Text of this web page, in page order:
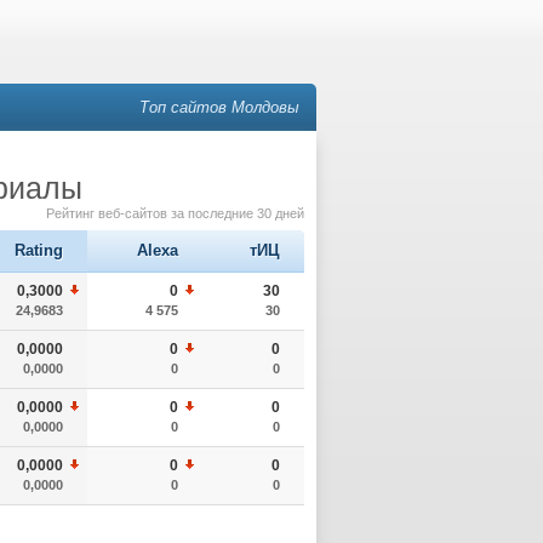
Топ сайтов Молдовы
Рейтинг веб-сайтов за последние 30 дней
Rating Alexa тИЦ
0,3000
24,9683
0
4 575
30
30
0,0000
0,0000
0
0
0
0
0,0000
0,0000
0
0
0
0
0,0000
0,0000
0
0
0
0